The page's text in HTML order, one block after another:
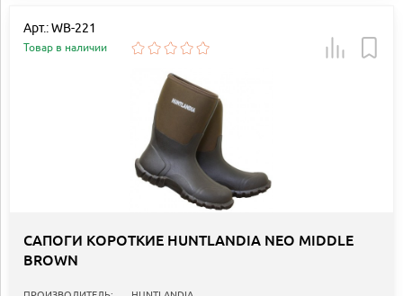
Арт.: WB-221
Товар в наличии
САПОГИ КОРОТКИЕ HUNTLANDIA NEO MIDDLE
BROWN